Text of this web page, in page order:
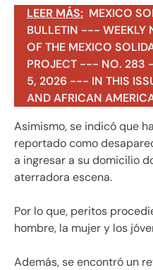
LEER MÁS: MEXICO
BULLETIN --- WEEKLY
OF THE MEXICO
PROJECT --- NO. 283
5, 2026 --- IN THIS
AND AFRICAN
Asimismo, se indicó que
reportado como
a ingresar a su domicilio
aterradora escena.
Por lo que, peritos
hombre, la mujer y los
Además, se encontró un